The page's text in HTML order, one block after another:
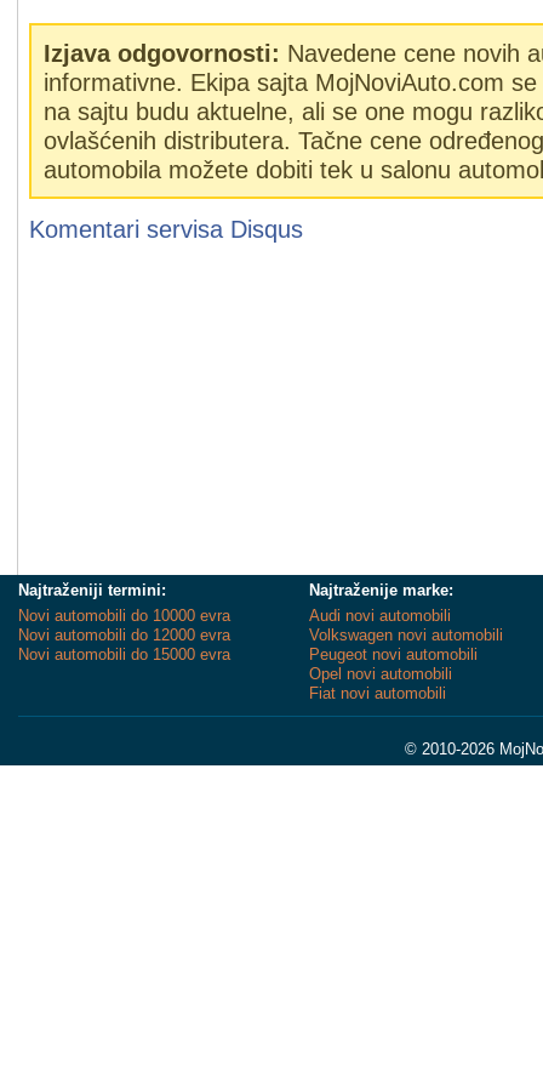
Izjava odgovornosti: Navedene cene novih
informativne. Ekipa sajta MojNoviAuto.com
na sajtu budu aktuelne, ali se one mogu
ovlašćenih distributera. Tačne cene
automobila možete dobiti tek u salonu
Komentari servisa Disqus
Najtraženiji termini:
Novi automobili do 10000 evra
Novi automobili do 12000 evra
Novi automobili do 15000 evra
Najtraženije marke:
Audi novi automobili
Volkswagen novi automobili
Peugeot novi automobili
Opel novi automobili
Fiat novi automobili
© 2010-2026